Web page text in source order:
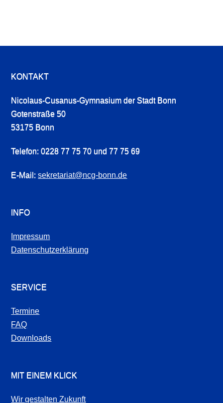
KONTAKT
Nicolaus-Cusanus-Gymnasium der Stadt Bonn
Gotenstraße 50
53175 Bonn
Telefon: 0228 77 75 70 und 77 75 69
E-Mail:sekretariat@ncg-bonn.de
INFO
Impressum
Datenschutzerklärung
SERVICE
Termine
FAQ
Downloads
MIT EINEM KLICK
Wir gestalten Zukunft